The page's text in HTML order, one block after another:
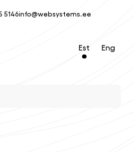
5146info@websystems.ee
Eng
Est